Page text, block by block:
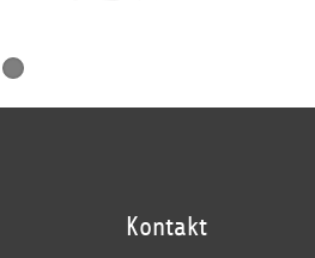
Kontakt